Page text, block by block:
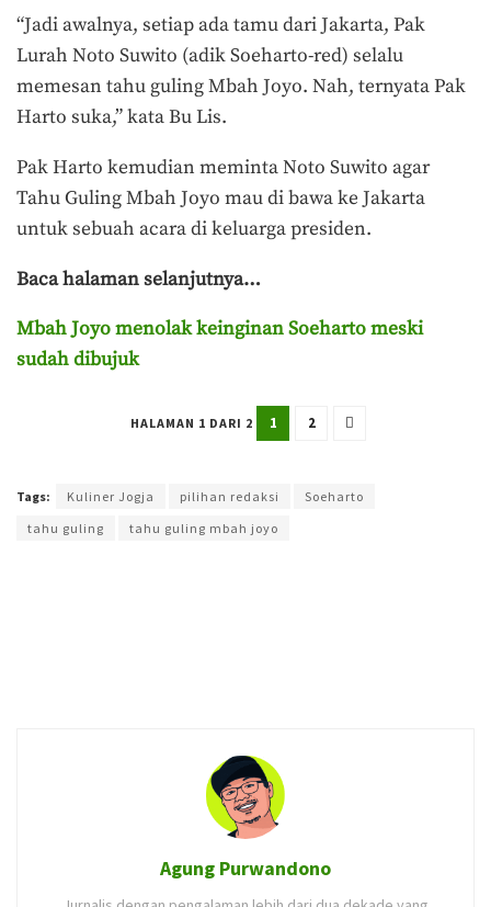
“Jadi awalnya, setiap ada tamu dari Jakarta, Pak
Lurah Noto Suwito (adik Soeharto-red) selalu
memesan tahu guling Mbah Joyo. Nah, ternyata Pak
Harto suka,” kata Bu Lis.
Pak Harto kemudian meminta Noto Suwito agar
Tahu Guling Mbah Joyo mau di bawa ke Jakarta
untuk sebuah acara di keluarga presiden.
Baca halaman selanjutnya…
Mbah Joyo menolak keinginan Soeharto meski
sudah dibujuk
HALAMAN 1 DARI 2 1 2
Tags: Kuliner Jogja pilihan redaksi
Soeharto
tahu guling
tahu guling mbah joyo
Agung Purwandono